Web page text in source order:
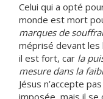
Celui qui a opté
monde est mort
marques de
méprisé devant les
il est fort, car la
mesure dans la
Jésus n’accepte
imposée, mais il se